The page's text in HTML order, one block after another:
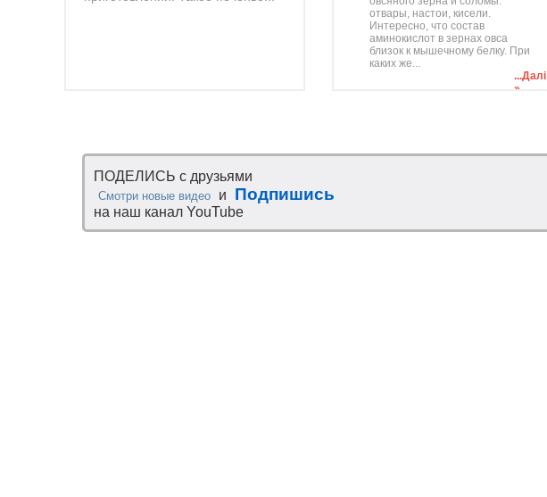
отвары, настои, кисели.
Интересно, что состав
аминокислот в зернах овса
близок к мышечному белку. При
каких же...
...Далі
»
ПОДЕЛИСЬ с друзьями
Смотри новые видео и Подпишись
на наш канал YouTube